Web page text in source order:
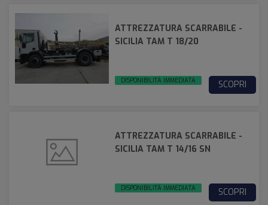
ATTREZZATURA SCARRABILE -
SICILIA TAM T 18/20
DISPONIBILITÀ IMMEDIATA SCOPRI
ATTREZZATURA SCARRABILE -
SICILIA TAM T 14/16 SN
DISPONIBILITÀ IMMEDIATA SCOPRI